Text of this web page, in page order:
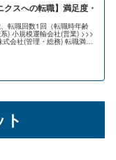
クスへの転職】満足度・
転職回数1回（転職時年齢
) 小規模運輸会社(営業) >>>
会社(管理・総務) 転職満足
準: UP↑職種希望度: ...